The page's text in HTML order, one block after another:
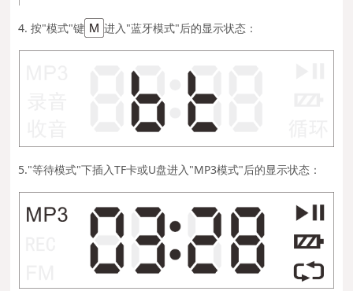
4. 按"模式"键 进入"蓝牙模式"后的显示状态：
5."等待模式"下插入TF卡或U盘进入"MP3模式"后的显示状态：